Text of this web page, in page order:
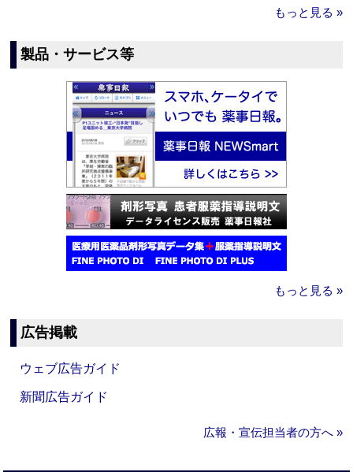
もっと見る »
製品・サービス等
もっと見る »
広告掲載
ウェブ広告ガイド
新聞広告ガイド
広報・宣伝担当者の方へ »